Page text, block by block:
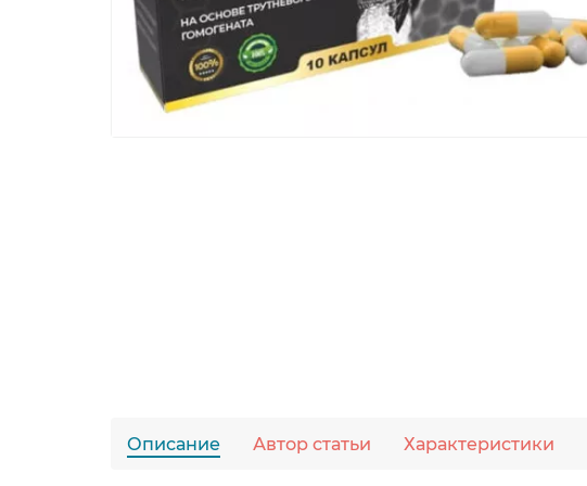
Описание Автор статьи Характеристики